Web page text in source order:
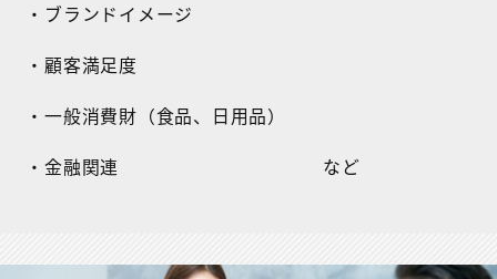
・ブランドイメージ
・顧客満足度
・一般消費財（食品、日用品）
・金融関連 など